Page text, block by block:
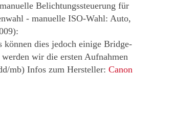
Belichtungssteuerung für
- manuelle ISO-Wahl: Auto,
dies jedoch einige Bridge-
wir die ersten Aufnahmen
mb) Infos zum Hersteller: Canon